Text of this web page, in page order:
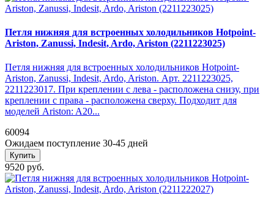
Петля нижняя для встроенных холодильников Hotpoint-
Ariston, Zanussi, Indesit, Ardo, Ariston (2211223025)
Петля нижняя для встроенных холодильников Hotpoint-
Ariston, Zanussi, Indesit, Ardo, Ariston. Арт. 2211223025,
2211223017. При креплении с лева - расположена снизу, при
креплении с права - расположена сверху. Подходит для
моделей Ariston: A20...
60094
Ожидаем поступление 30-45 дней
Купить
9520 руб.